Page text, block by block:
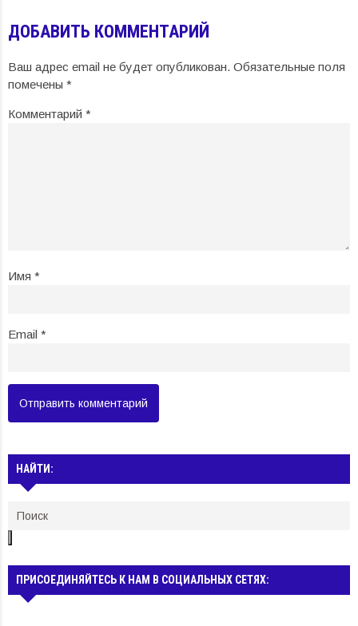
ДОБАВИТЬ КОММЕНТАРИЙ
Ваш адрес email не будет опубликован. Обязательные поля
помечены *
Комментарий *
Имя *
Email *
НАЙТИ:
ПРИСОЕДИНЯЙТЕСЬ К НАМ В СОЦИАЛЬНЫХ СЕТЯХ: